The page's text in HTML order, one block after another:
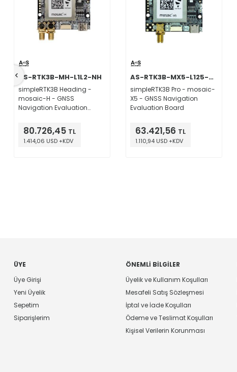
AS-RTK3B-MH-L1L2-NH
simpleRTK3B Heading -
mosaic-H - GNSS
Navigation Evaluation
80.726,45 TL
1.414,06 USD +KDV
AS-RTK3B-MX5-L125-NH
simpleRTK3B Pro - mosaic-
X5 - GNSS Navigation
Evaluation Board
63.421,56 TL
1.110,94 USD +KDV
ÜYE
Üye Girişi
Yeni Üyelik
Sepetim
Siparişlerim
ÖNEMLI BILGILER
Üyelik ve Kullanım Koşulları
Mesafeli Satış Sözleşmesi
İptal ve İade Koşulları
Ödeme ve Teslimat Koşulları
Kişisel Verilerin Korunması